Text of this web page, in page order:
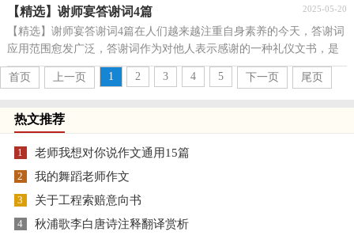
【精选】谢师宴答谢词4篇 2025-05-20
【精选】谢师宴答谢词4篇在人们越来越注重自身素养的今天，答谢词
应用范围愈发广泛，答谢词作为对他人表示感谢的一种礼仪文书，是
表情达意的工具。怎么写答谢词才能避免踩雷呢？以...
首页
上一页 1 2 3 4 5 下一页 尾页
热文推荐
1 老师我想对你说作文通用15篇
2 我的舞蹈老师作文
3 关于工程索赔意向书
4 秋浦歌李白唐诗注释翻译赏析